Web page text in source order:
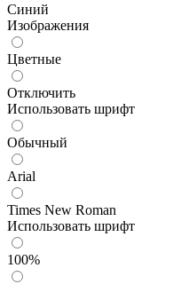
Синий
Изображения
Цветные
Отключить
Использовать шрифт
Обычный
Arial
Times New Roman
Использовать шрифт
100%